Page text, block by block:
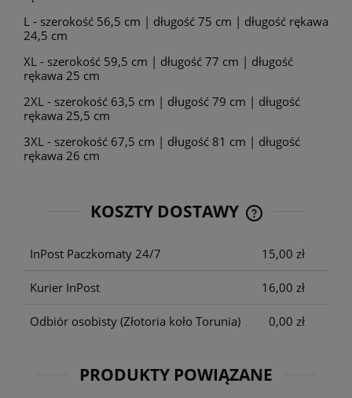
L - szerokość 56,5 cm | długość 75 cm | długość rękawa
24,5 cm
XL - szerokość 59,5 cm | długość 77 cm | długość
rękawa 25 cm
2XL - szerokość 63,5 cm | długość 79 cm | długość
rękawa 25,5 cm
3XL - szerokość 67,5 cm | długość 81 cm | długość
rękawa 26 cm
KOSZTY DOSTAWY
CENA NIE
InPost Paczkomaty 24/7 15,00 zł
Kurier InPost 16,00 zł
Odbiór osobisty (Złotoria koło Torunia) 0,00 zł
PRODUKTY POWIĄZANE